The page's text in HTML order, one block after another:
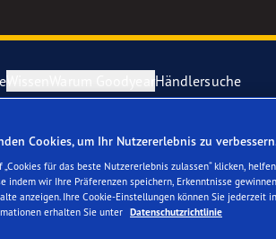
Wissen
Sie einen Platten
Blimp
Händlersuche
Cookies, um Ihr Nutzererlebnis zu
„Cookies für das beste Nutzererlebnis zulassen“ klicken,
indem wir Ihre Präferenzen speichern, Erkenntnisse
anzeigen. Ihre Cookie-Einstellungen können Sie jederzeit
erhalten Sie unter Datenschutzrichtlinie